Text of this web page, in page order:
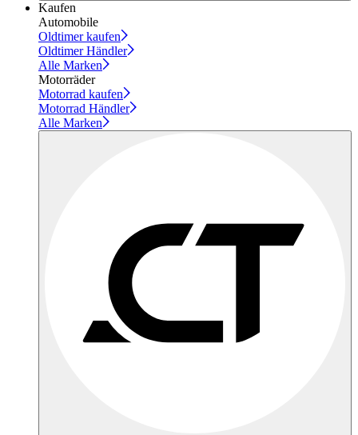
Kaufen
Automobile
Oldtimer kaufen
Oldtimer Händler
Alle Marken
Motorräder
Motorrad kaufen
Motorrad Händler
Alle Marken